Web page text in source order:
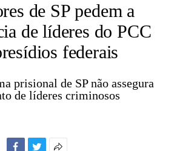
de SP pedem a
de líderes do PCC
federais
prisional de SP não assegura
de líderes criminosos